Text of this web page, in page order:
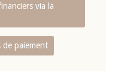
via la
de paiement